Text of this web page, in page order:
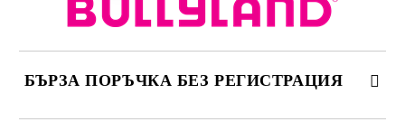
БЪРЗА ПОРЪЧКА БЕЗ РЕГИСТРАЦИЯ